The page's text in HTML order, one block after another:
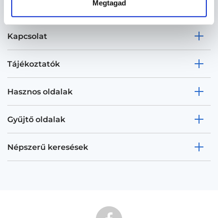
Megtagad
Kapcsolat
Tájékoztatók
Hasznos oldalak
Gyűjtő oldalak
Népszerű keresések